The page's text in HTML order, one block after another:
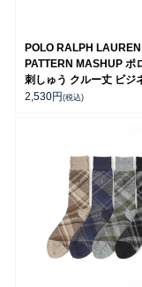
POLO RALPH
PATTERN MASHUP ポ
刺しゅう クルー丈 ビジ
ュアル メンズ ソックス
2,530円(税込)